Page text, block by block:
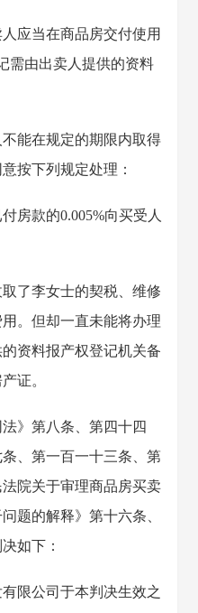
应当在商品房交付使用
需由出卖人提供的资料
能在规定的期限内取得
按下列规定处理：
房款的0.005%向买受人
了李女士的契税、维修
。但却一直未能将办理
资料报产权登记机关备
证。
》第八条、第四十四
、第一百一十三条、第
院关于审理商品房买卖
题的解释》第十六条、
如下：
限公司于本判决生效之